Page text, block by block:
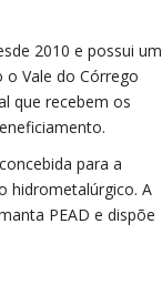
2010 e possui um
Vale do Córrego
que recebem os
para a
hidrometalúrgico. A
PEAD e dispõe